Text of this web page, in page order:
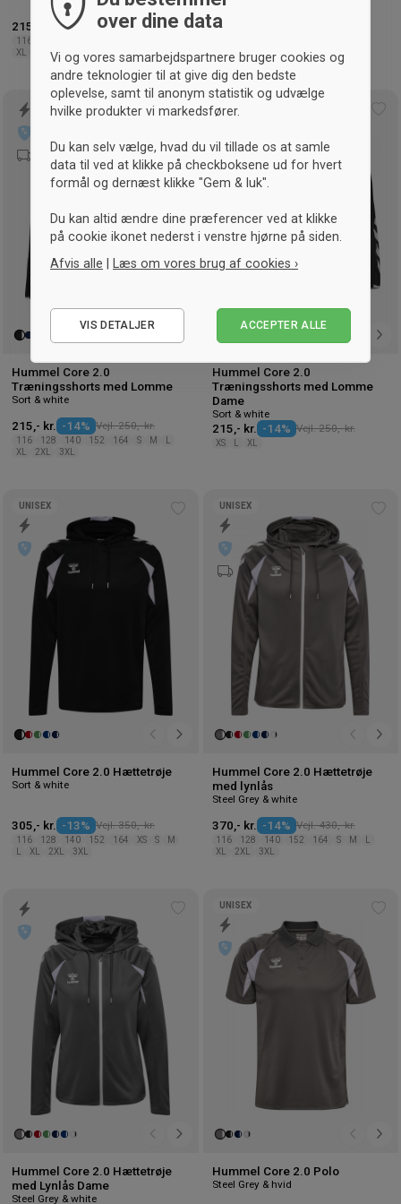
215,- kr. -14% Vejl. 250,- kr.
116
XL
2XL 3XL
235,- kr.
Tilføj
ønskeliste
Hummel Core 2.0
Træningsshorts med Lomme
Sort & white
215,- kr. -14% Vejl. 250,- kr.
116 128 140 152 164 S M
XL
2XL 3XL
Hummel Core 2.0
Træningsshorts med Lomme
Dame
Sort & white
215,- kr. -14% Vejl. 250,- kr.
XS XL
ønskeliste
UNISEX
Hummel Core 2.0 Hættetrøje
Sort & white
305,- kr. -13% Vejl. 350,- kr.
116 128 140 152 164 XS S
M
XL 2XL 3XL
UNISEX
Hummel Core 2.0 Hættetrøje
med lynlås
Steel Grey & white
370,- kr. -14% Vejl. 430,- kr.
116 128 140 152 164 S M
XL
2XL 3XL
ønskeliste
Hummel Core 2.0 Hættetrøje
med Lynlås Dame
Steel Grey & white
UNISEX
Hummel Core 2.0 Polo
Steel Grey & hvid
over dine data
Vi og vores samarbejdspartnere bruger cookies og
andre teknologier til at give dig den bedste
oplevelse, samt til anonym statistik og udvælge
hvilke produkter vi markedsfører.
Du kan selv vælge, hvad du vil tillade os at samle
data til ved at klikke på checkboksene ud for hvert
formål og dernæst klikke "Gem & luk".
Du kan altid ændre dine præferencer ved at klikke
på cookie ikonet nederst i venstre hjørne på siden.
Afvis alle | Læs om vores brug af cookies ›
Statistiske
VIS DETALJER ACCEPTER ALLE